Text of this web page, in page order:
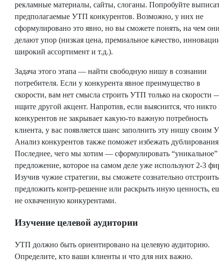
рекламные материалы, сайты, слоганы. Попробуйте
предполагаемые УТП конкурентов. Возможно, у них не
сформулировано это явно, но вы сможете понять, на чем
делают упор (низкая цена, премиальное качество,
широкий ассортимент и т.д.).
Задача этого этапа — найти свободную нишу в сознании
потребителя. Если у конкурента явное преимущество в
скорости, вам нет смысла строить УТП только на скорости
ищите другой акцент. Напротив, если выяснится, что никто
конкурентов не закрывает какую-то важную потребность
клиента, у вас появляется шанс заполнить эту нишу своим
Анализ конкурентов также поможет избежать
Последнее, чего мы хотим — сформулировать “уникальное”
предложение, которое на самом деле уже используют 2-3
Изучив чужие стратегии, вы сможете сознательно
предложить контр-решение или раскрыть иную ценность,
не охваченную конкурентами.
Изучение целевой аудитории
УТП должно быть ориентировано на целевую аудиторию.
Определите, кто ваши клиенты и что для них важно.